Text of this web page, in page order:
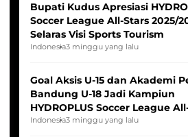
Bupati Kudus Apresiasi
Soccer League All-Stars 2025/
Selaras Visi Sports Tourism
Indonesia3 minggu yang lalu
Goal Aksis U-15 dan Akademi
Bandung U-18 Jadi Kampiun
HYDROPLUS Soccer League
2025/2026
Indonesia3 minggu yang lalu